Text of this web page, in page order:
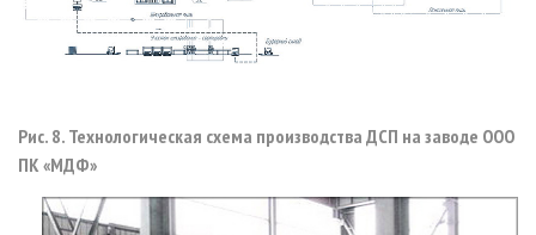
Рис. 8. Технологическая схема производства ДСП на заводе ООО
ПК «МДФ»